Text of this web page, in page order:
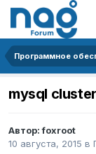
Программное
mysql cluster
Автор:foxroot
10 августа, 2015 в